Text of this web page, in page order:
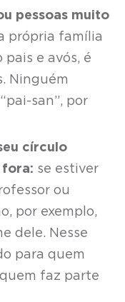
pessoas muito
própria família
e avós, é
Ninguém
san”, por
círculo
fora: se estiver
ou
por exemplo,
dele. Nesse
para quem
faz parte